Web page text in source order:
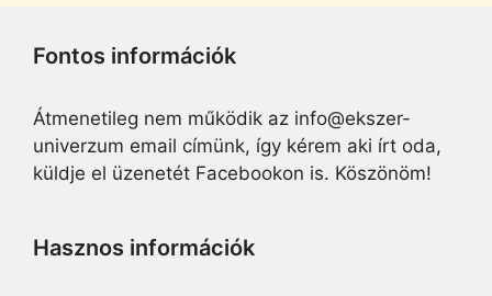
Fontos információk
Átmenetileg nem működik az info@ekszer-
univerzum email címünk, így kérem aki írt oda,
küldje el üzenetét Facebookon is. Köszönöm!
Hasznos információk